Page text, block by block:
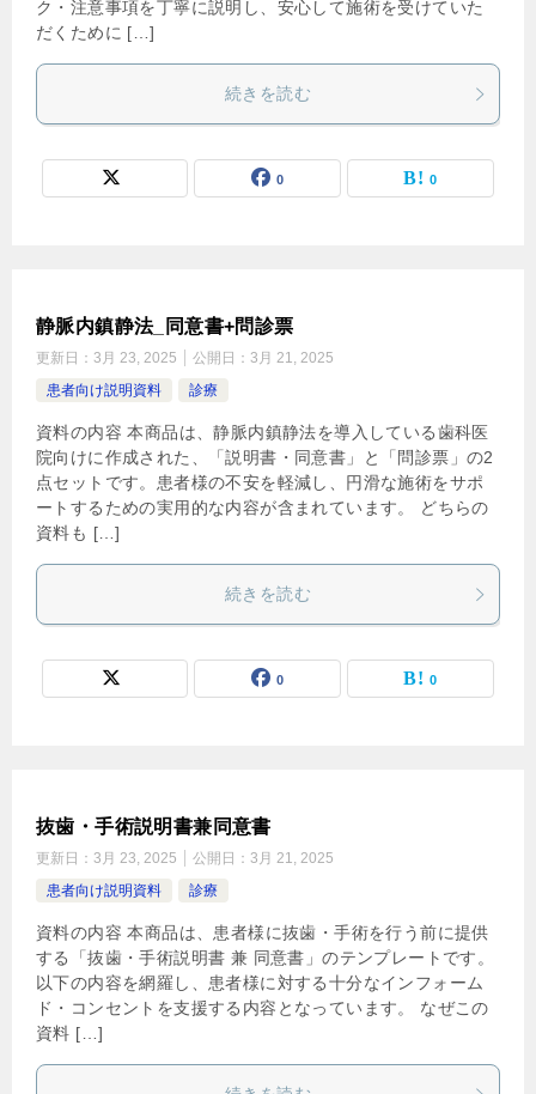
ク・注意事項を丁寧に説明し、安心して施術を受けていた
だくために […]
続きを読む
0 0
静脈内鎮静法_同意書+問診票
更新日： 3月 23, 2025 公開日： 3月 21, 2025
患者向け説明資料
診療
資料の内容 本商品は、静脈内鎮静法を導入している歯科医
院向けに作成された、「説明書・同意書」と「問診票」の2
点セットです。患者様の不安を軽減し、円滑な施術をサポ
ートするための実用的な内容が含まれています。 どちらの
資料も […]
続きを読む
0 0
抜歯・手術説明書兼同意書
更新日： 3月 23, 2025 公開日： 3月 21, 2025
患者向け説明資料
診療
資料の内容 本商品は、患者様に抜歯・手術を行う前に提供
する「抜歯・手術説明書 兼 同意書」のテンプレートです。
以下の内容を網羅し、患者様に対する十分なインフォーム
ド・コンセントを支援する内容となっています。 なぜこの
資料 […]